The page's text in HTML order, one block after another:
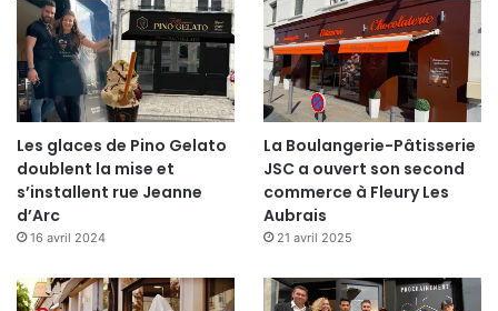
Les glaces de Pino Gelato
doublent la mise et
s’installent rue Jeanne
d’Arc
16 avril 2024
La Boulangerie-Pâtisserie
JSC a ouvert son second
commerce à Fleury Les
Aubrais
21 avril 2025